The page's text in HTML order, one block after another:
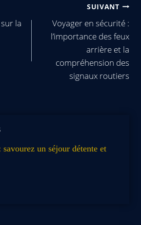
la
SUIVANT
Voyager en sécurité :
l’importance des feux
arrière et la
compréhension des
signaux routiers
un séjour détente et